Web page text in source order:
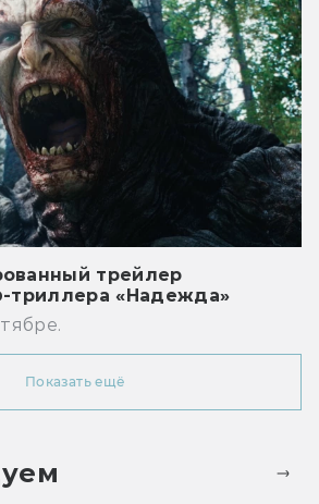
трейлер
триллера «Надежда»
Показать ещё